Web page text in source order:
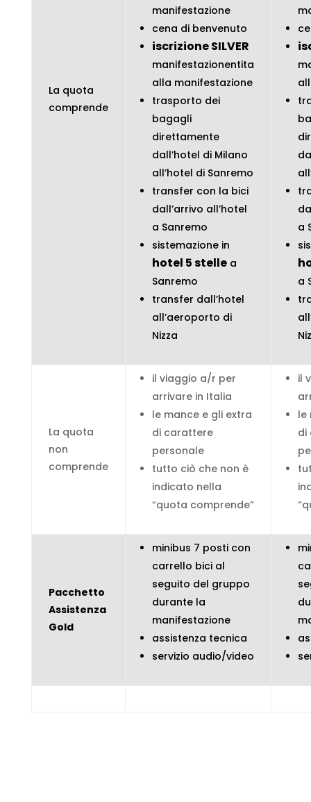
La quota
comprende
manifestazione
cena di benvenuto
iscrizione SILVER
manifestazionentita
alla manifestazione
trasporto dei
bagagli
direttamente
dall’hotel di Milano
all’hotel di Sanremo
transfer con la bici
dall’arrivo all’hotel
a Sanremo
sistemazione in
hotel 5 stellea
Sanremo
transfer dall’hotel
all’aeroporto di
Nizza
a
a
La quota
non
comprende
il viaggio a/r per
arrivare in Italia
le mance e gli extra
di carattere
personale
tutto ciò che non è
indicato nella
“quota comprende”
il
le
di
Pacchetto
Assistenza
Gold
minibus 7 posti con
carrello bici al
seguito del gruppo
durante la
manifestazione
assistenza tecnica
servizio audio/video